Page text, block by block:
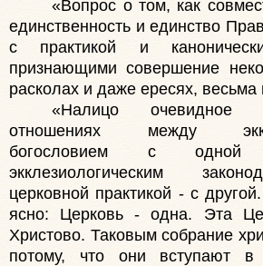
«Вопрос о том, как
единственность и единство
с практикой и
признающими совершение
расколах и даже ересях, весьма
«Налицо очевидное
отношениях между
богословием с
экклезиологическим
церковной практикой - с
ясно: Церковь - одна. Эта
Христово. Таковым собрание
потому, что они вступают в